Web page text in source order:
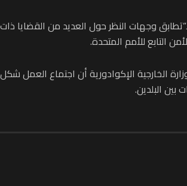
وجهات النظر حول العديد من القضايا
التابع للأمم المتحدة.
الإكوادورية أن اجتماع العمل شكل
بين البلدين.